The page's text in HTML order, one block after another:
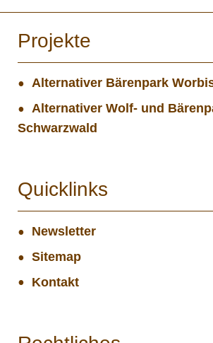
Projekte
Alternativer Bärenpark
Alternativer Wolf- und
Schwarzwald
Quicklinks
Newsletter
Sitemap
Kontakt